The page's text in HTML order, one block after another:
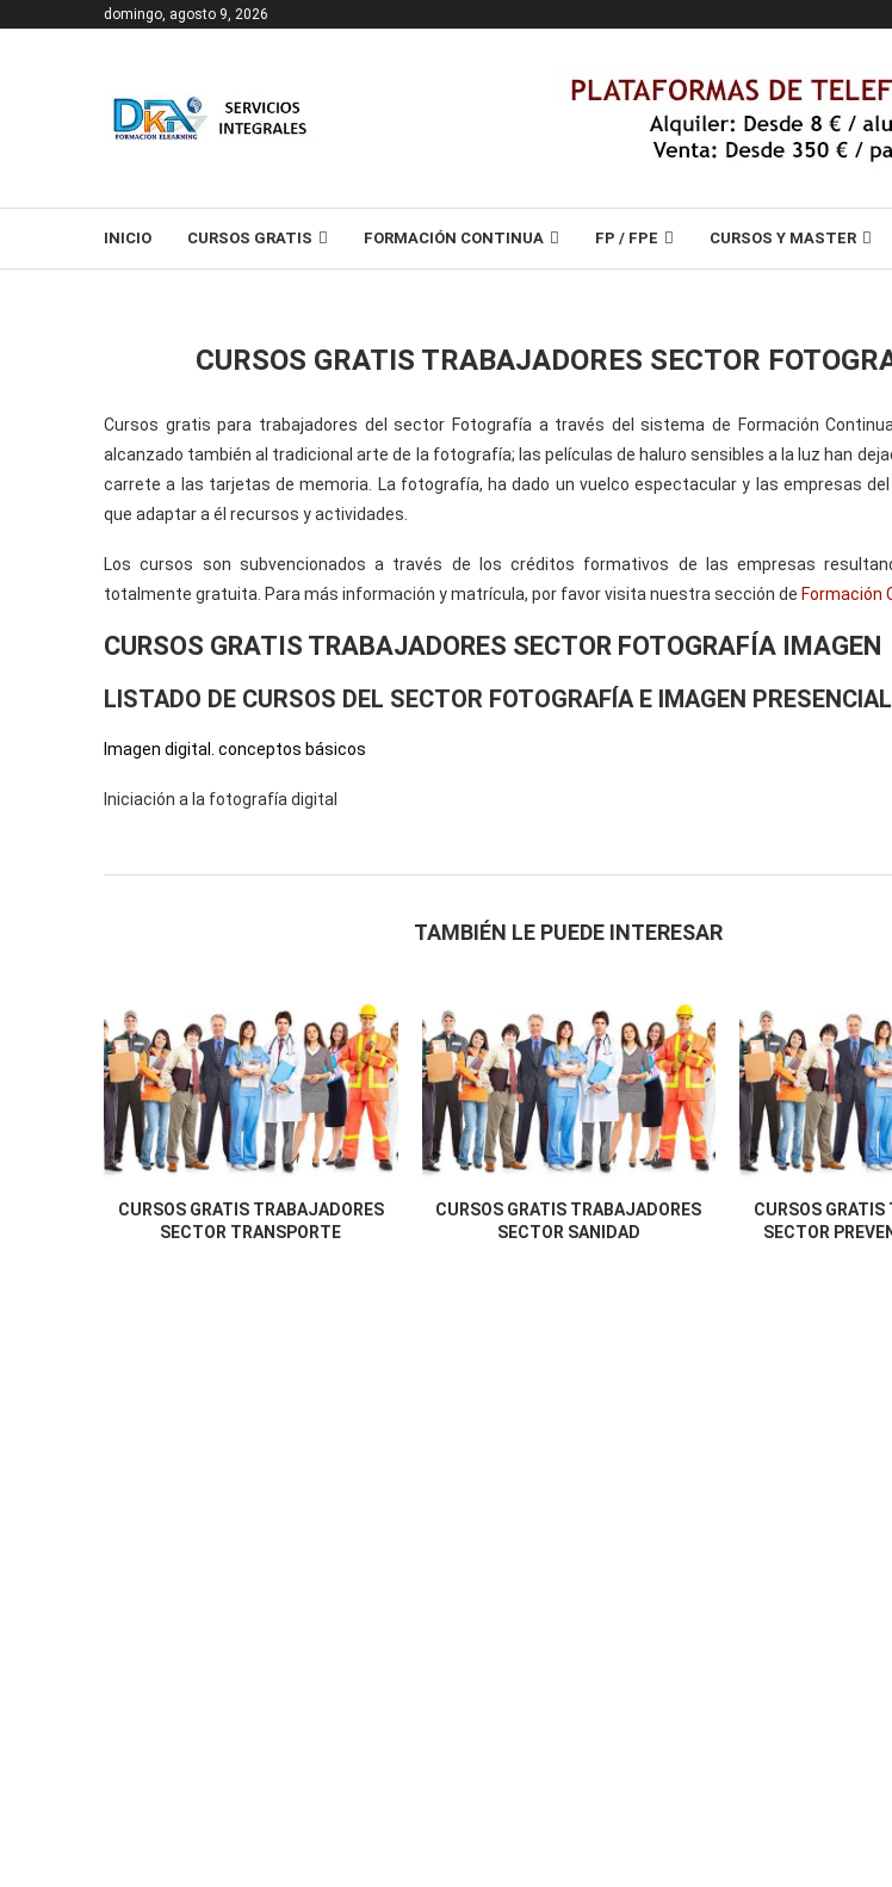
domingo, agosto 9, 2026
INICIO CURSOS GRATIS FORMACIÓN CONTINUA FP / FPE CURSOS Y MASTER
CURSOS GRATIS TRABAJADORES SECTOR
Cursos gratis para trabajadores del sector Fotografía a través del sistema de Formación
alcanzado también al tradicional arte de la fotografía; las películas de haluro sensibles a la luz han
carrete a las tarjetas de memoria. La fotografía, ha dado un vuelco espectacular y las empresas
que adaptar a él recursos y actividades.
Los cursos son subvencionados a través de los créditos formativos de las empresas
totalmente gratuita. Para más información y matrícula, por favor visita nuestra sección de Formación
CURSOS GRATIS TRABAJADORES SECTOR FOTOGRAFÍA IMAGEN
LISTADO DE CURSOS DEL SECTOR FOTOGRAFÍA E IMAGEN
Imagen digital. conceptos básicos
Iniciación a la fotografía digital
TAMBIÉN LE PUEDE INTERESAR
CURSOS GRATIS TRABAJADORES
SECTOR TRANSPORTE
CURSOS GRATIS TRABAJADORES
SECTOR SANIDAD
CURSOS
SECTOR